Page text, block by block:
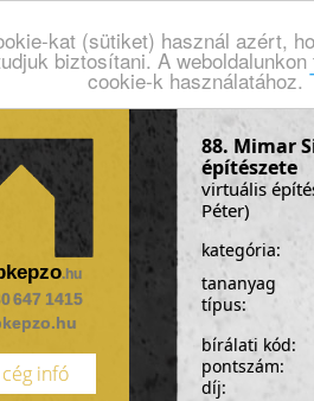
kat (sütiket) használ azért,
biztosítani. A
cookie-k használatához.
.hu
647 1415
cég infó
88. Mimar
építészete
virtuális
Péter)
kategória:
tananyag
típus:
bírálati kód:
pontszám:
díj: